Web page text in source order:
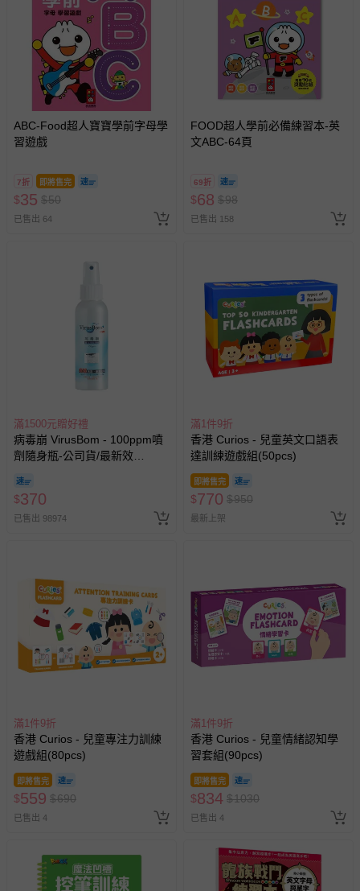
-新生兒親膚衣物（嬰幼兒包巾與背巾、包屁衣、學習
褲、紗布衣等）。
-接觸性孕哺產品（奶嘴、奶瓶、擠乳器、哺乳衣、托腹
帶束縛衣、餐搖椅等）。
-其他原廠盒裝商品封口處已貼上「不可拆封」，或具警
示字句等說明貼紙、封條者。
國際航空、客運、訂房等服務。
其他常見問題：
運送服務：目前提供的運送僅限台灣本島。如您位於離島地
亦保留出貨與否的權利。離島、偏遠地區、樓層親送等加價
商品實際的配達日期，可於訂單個人資料內的查詢訂單內，
已出貨通知之訊息為主。
如您收到商品，請依正常流程檢查是否完好，若商品遇瑕疵
情形，您可申請更換新品或退貨，請見：退貨的辦理流程
若您對於會員帳號、商品訂購與資訊、購物流程、付款方
問，你可詳見：
媽咪愛客服中心。
預購商品：預購為海外同步代購，遇缺貨即會通知媽咪並協
商品如因「價格、組合」等錯誤原因，導致無法安排出貨，
會主動以簡訊及mail通知訂單取消事宜，並將提供適當補
ABC-Food超人寶寶學前字母學
習遊戲
7折 即將售完
$35 $50
已售出 64
FOOD超人學前必備練習本-英
文ABC-64頁
69折
$68 $98
已售出 158
滿1500元贈好禮
病毒崩 VirusBom - 100ppm噴
劑隨身瓶-公司貨/最新效
$370
已售出 98974
滿1件9折
香港 Curios - 兒童英文口語表
達訓練遊戲組(50pcs)
即將售完
$770 $950
最新上架
滿1件9折
香港 Curios - 兒童專注力訓練
遊戲組(80pcs)
即將售完
$559 $690
已售出 4
滿1件9折
香港 Curios - 兒童情緒認知學
習套組(90pcs)
即將售完
$834 $1030
已售出 4